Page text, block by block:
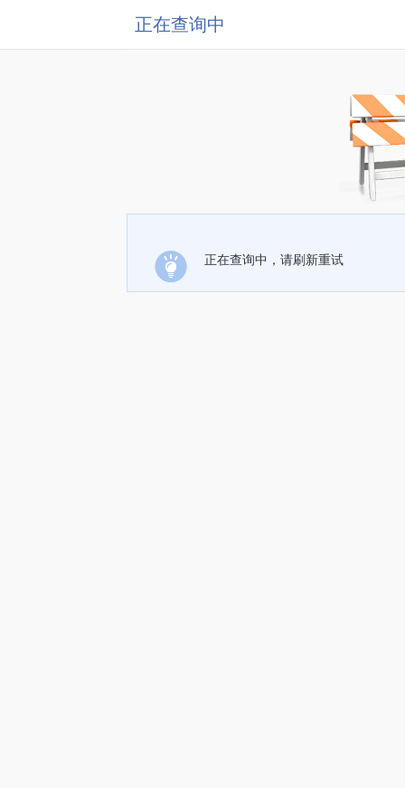
正在查询中
正在查询中，请刷新重试